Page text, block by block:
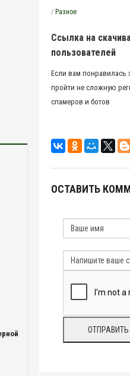
/ Разное
Ссылка на
пользователей
Если вам понравилась
пройти не сложную
спамеров и ботов
ОСТАВИТЬ